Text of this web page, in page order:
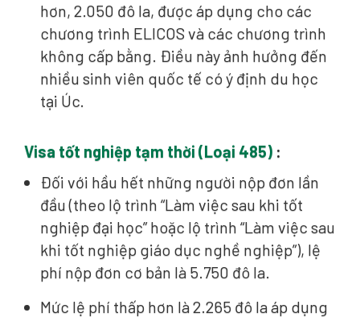
hơn, 2.050 đô la, được áp dụng cho các
chương trình ELICOS và các chương trình
không cấp bằng. Điều này ảnh hưởng đến
nhiều sinh viên quốc tế có ý định du học
tại Úc.
Visa tốt nghiệp tạm thời (Loại 485) :
Đối với hầu hết những người nộp đơn lần
đầu (theo lộ trình “Làm việc sau khi tốt
nghiệp đại học” hoặc lộ trình “Làm việc sau
khi tốt nghiệp giáo dục nghề nghiệp”), lệ
phí nộp đơn cơ bản là 5.750 đô la.
Mức lệ phí thấp hơn là 2.265 đô la áp dụng